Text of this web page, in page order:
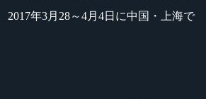
2017年3月28～4月4日に中国・上海で